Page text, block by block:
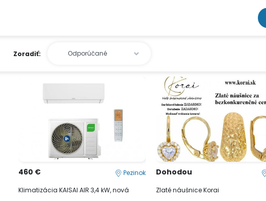
Zoradiť:
460 € Pezinok
Klimatizácia KAISAI AIR 3,4 kW, nová
Dohodou
Zlaté náušnice Korai